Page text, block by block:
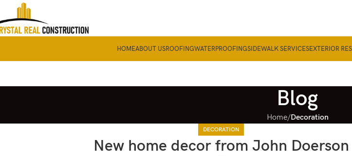
HOMEABOUT USROOFINGWATERPROOFINGSIDEWALK SERVICESEXTERIOR
Blog
Home Decoration
DECORATION
New home decor from John Doerson